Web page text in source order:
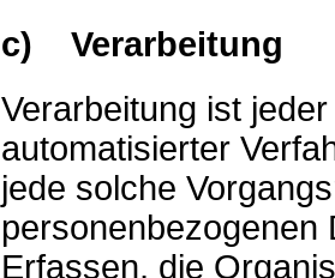
c) Verarbeitung
Verarbeitung ist
automatisierter
jede solche
personenbezogenen
Erfassen, die